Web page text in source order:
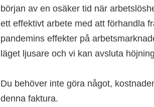
början av en osäker tid när
ett effektivt arbete med att förhandla
pandemins effekter på
läget ljusare och vi kan avsluta
Du behöver inte göra något,
denna faktura.